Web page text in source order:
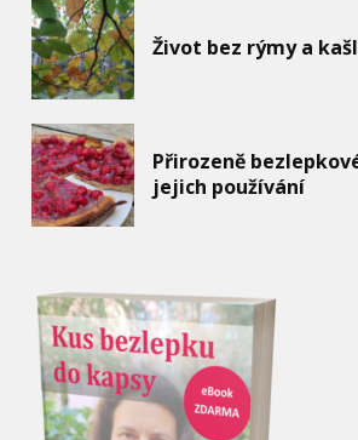
Život bez rýmy a
Přirozeně
jejich používání